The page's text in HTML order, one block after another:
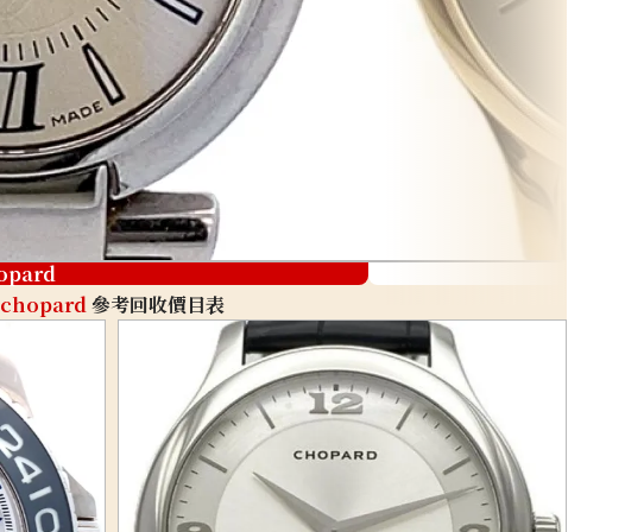
chopard參考回收價目表